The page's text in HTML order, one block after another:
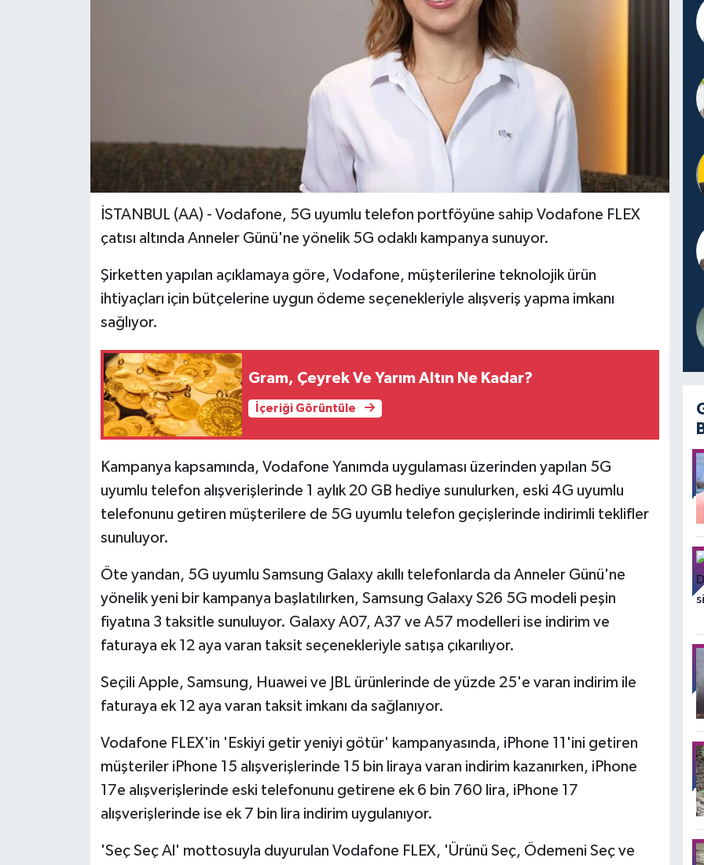
İSTANBUL (AA) - Vodafone, 5G uyumlu telefon portföyüne sahip Vodafone FLEX
çatısı altında Anneler Günü'ne yönelik 5G odaklı kampanya sunuyor.
Şirketten yapılan açıklamaya göre, Vodafone, müşterilerine teknolojik ürün
ihtiyaçları için bütçelerine uygun ödeme seçenekleriyle alışveriş yapma imkanı
sağlıyor.
Gram, Çeyrek Ve Yarım Altın Ne Kadar?
İçeriği Görüntüle
Kampanya kapsamında, Vodafone Yanımda uygulaması üzerinden yapılan 5G
uyumlu telefon alışverişlerinde 1 aylık 20 GB hediye sunulurken, eski 4G uyumlu
telefonunu getiren müşterilere de 5G uyumlu telefon geçişlerinde indirimli teklifler
sunuluyor.
Öte yandan, 5G uyumlu Samsung Galaxy akıllı telefonlarda da Anneler Günü'ne
yönelik yeni bir kampanya başlatılırken, Samsung Galaxy S26 5G modeli peşin
fiyatına 3 taksitle sunuluyor. Galaxy A07, A37 ve A57 modelleri ise indirim ve
faturaya ek 12 aya varan taksit seçenekleriyle satışa çıkarılıyor.
Seçili Apple, Samsung, Huawei ve JBL ürünlerinde de yüzde 25'e varan indirim ile
faturaya ek 12 aya varan taksit imkanı da sağlanıyor.
Vodafone FLEX'in 'Eskiyi getir yeniyi götür' kampanyasında, iPhone 11'ini getiren
müşteriler iPhone 15 alışverişlerinde 15 bin liraya varan indirim kazanırken, iPhone
17e alışverişlerinde eski telefonunu getirene ek 6 bin 760 lira, iPhone 17
alışverişlerinde ise ek 7 bin lira indirim uygulanıyor.
'Seç Seç Al' mottosuyla duyurulan Vodafone FLEX, 'Ürünü Seç, Ödemeni Seç ve